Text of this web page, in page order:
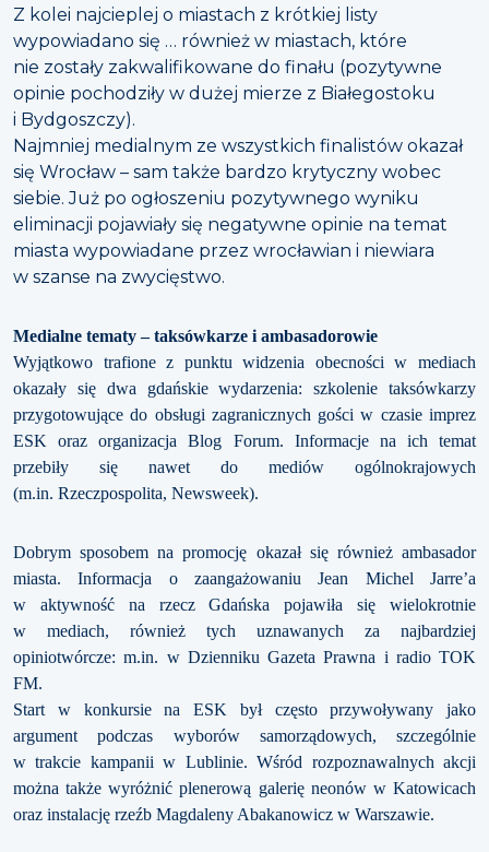
Z kolei najcieplej o miastach z krótkiej listy
wypowiadano się … również w miastach, które
nie zostały zakwalifikowane do finału (pozytywne
opinie pochodziły w dużej mierze z Białegostoku
i Bydgoszczy).
Najmniej medialnym ze wszystkich finalistów okazał
się Wrocław – sam także bardzo krytyczny wobec
siebie. Już po ogłoszeniu pozytywnego wyniku
eliminacji pojawiały się negatywne opinie na temat
miasta wypowiadane przez wrocławian i niewiara
w szanse na zwycięstwo.
Medialne tematy – taksówkarze i ambasadorowie
Wyjątkowo trafione z punktu widzenia obecności w mediach
okazały się dwa gdańskie wydarzenia: szkolenie taksówkarzy
przygotowujące do obsługi zagranicznych gości w czasie imprez
ESK oraz organizacja Blog Forum. Informacje na ich temat
przebiły się nawet do mediów ogólnokrajowych
(m.in. Rzeczpospolita, Newsweek).
Dobrym sposobem na promocję okazał się również ambasador
miasta. Informacja o zaangażowaniu Jean Michel Jarre’a
w aktywność na rzecz Gdańska pojawiła się wielokrotnie
w mediach, również tych uznawanych za najbardziej
opiniotwórcze: m.in. w Dzienniku Gazeta Prawna i radio TOK
FM.
Start w konkursie na ESK był często przywoływany jako
argument podczas wyborów samorządowych, szczególnie
w trakcie kampanii w Lublinie. Wśród rozpoznawalnych akcji
można także wyróżnić plenerową galerię neonów w Katowicach
oraz instalację rzeźb Magdaleny Abakanowicz w Warszawie.